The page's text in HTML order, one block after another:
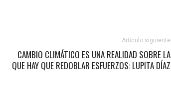
Artículo siguiente
CAMBIO CLIMÁTICO ES UNA REALIDAD SOBRE LA
QUE HAY QUE REDOBLAR ESFUERZOS: LUPITA DÍAZ